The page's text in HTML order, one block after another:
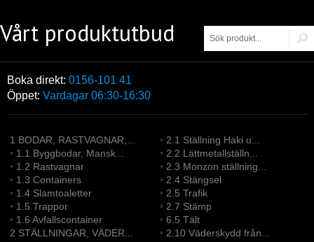
Vårt produktutbud
Boka direkt: 0156-101 41
Öppet: Vardagar 06:30-16:30
1 BODAR, RASTVAGNAR,...
• 1.1 Byggbodar, Mansk...
• 1.2 Rastvagnar
• 1.3 Containers
• 1.4 Slamtoaletter
• 1.5 Trappor
• 1.6 Avfallscontainer
2 STÄLLNINGAR, VÄDER...
• 2.1 Ställning Haki u...
• 2.2 Lättmetallställn...
• 2.3 Monzon ställning...
• 2.4 Stängsel
• 2.5 Trafik
• 2.7 Stämp
•6.5 Tält
• 2.10 Väderskydd från...